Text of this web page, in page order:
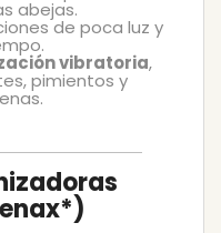
abejas.
de poca luz y
vibratoria,
pimientos y